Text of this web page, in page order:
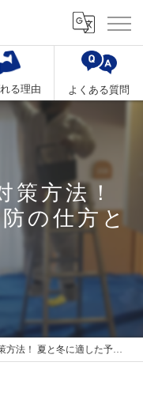
る理由 よくある質問
策方法！
の仕方と
夏と冬に適した予防の仕方とは？